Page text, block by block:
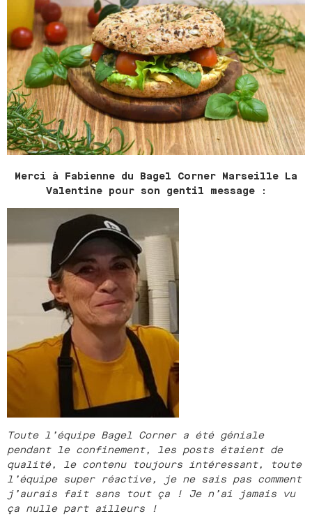
Merci à Fabienne du Bagel Corner Marseille La
Valentine pour son gentil message :
Toute l’équipe Bagel Corner a été géniale
pendant le confinement, les posts étaient de
qualité, le contenu toujours intéressant, toute
l’équipe super réactive, je ne sais pas comment
j’aurais fait sans tout ça ! Je n’ai jamais vu
ça nulle part ailleurs !